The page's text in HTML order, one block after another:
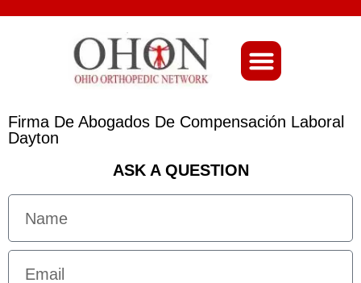
Firma De Abogados De Compensación Laboral
Dayton
ASK A QUESTION